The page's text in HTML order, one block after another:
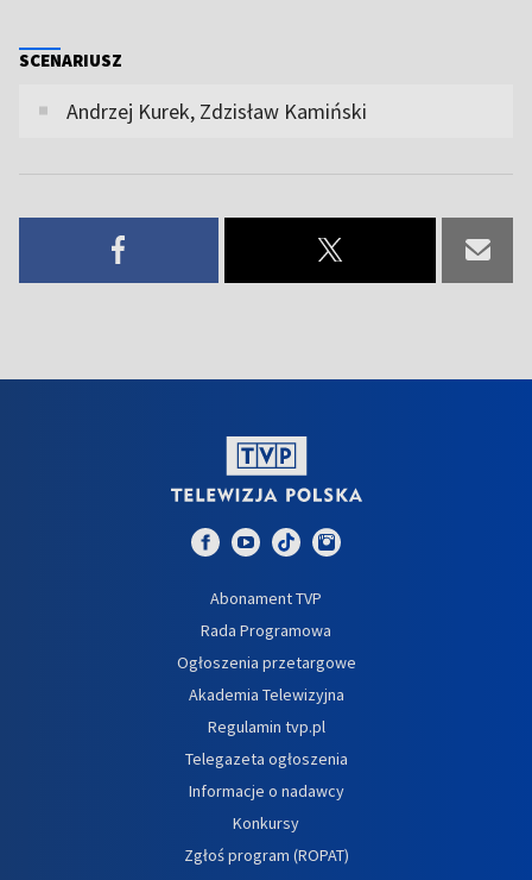
SCENARIUSZ
Andrzej Kurek, Zdzisław Kamiński
Abonament TVP
Rada Programowa
Ogłoszenia przetargowe
Akademia Telewizyjna
Regulamin tvp.pl
Telegazeta ogłoszenia
Informacje o nadawcy
Konkursy
Zgłoś program (ROPAT)